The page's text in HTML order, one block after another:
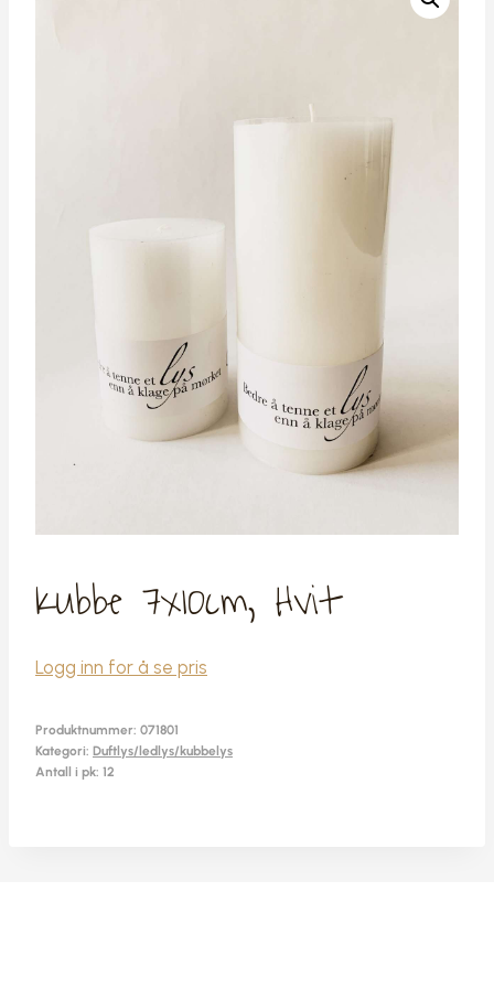
Kubbe 7x10cm, Hvit
Logg inn for å se pris
Produktnummer: 071801
Kategori: Duftlys/ledlys/kubbelys
Antall i pk: 12